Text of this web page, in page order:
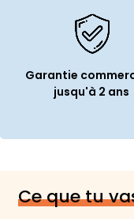
Garantie
jusqu'à 2 ans
Ce que tu